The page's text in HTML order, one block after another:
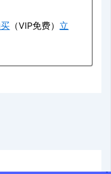
（VIP免费） 立